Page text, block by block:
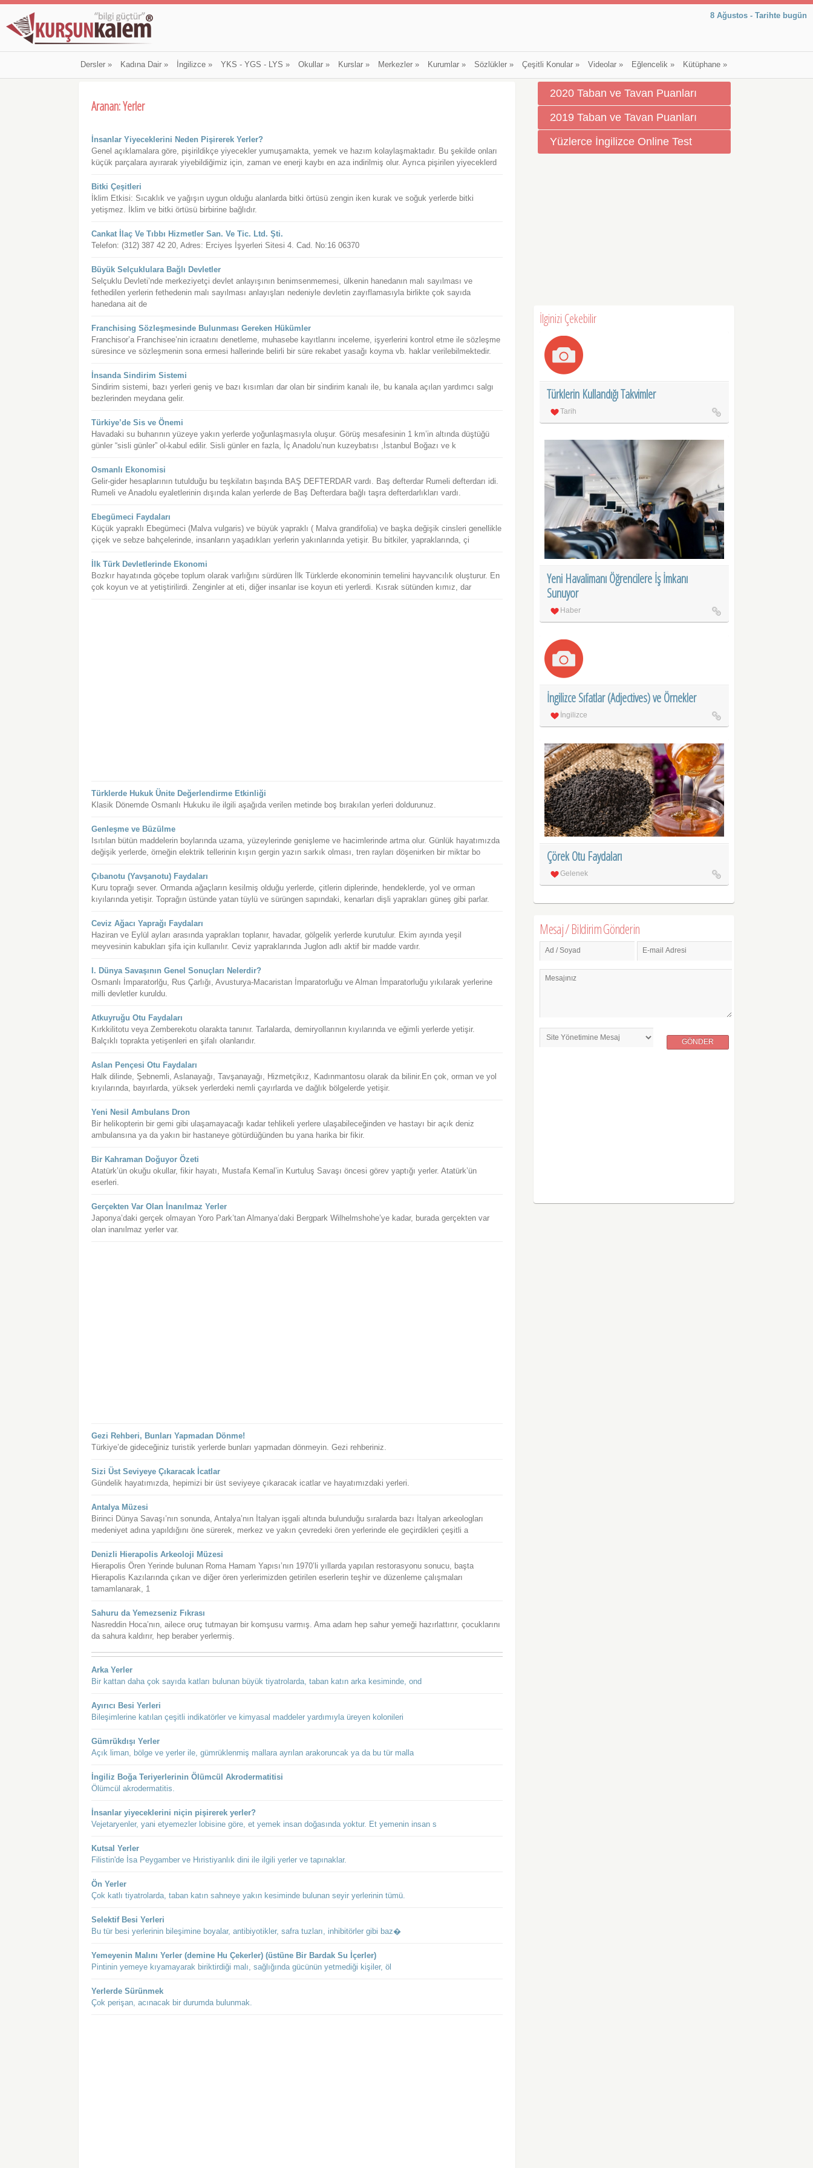
8 Ağustos - Tarihte bugün
Dersler» Kadına Dair» İngilizce» YKS - YGS - LYS » Okullar» Kurslar» Merkezler» Kurumlar» Sözlükler» Çeşitli Konular» Videolar» Eğlencelik» Kütüphane»
Aranan: Yerler
İnsanlar Yiyeceklerini Neden Pişirerek Yerler?
Genel açıklamalara göre, pişirildikçe yiyecekler yumuşamakta, yemek ve hazım kolaylaşmaktadır. Bu şekilde onları
küçük parçalara ayırarak yiyebildiğimiz için, zaman ve enerji kaybı en aza indirilmiş olur. Ayrıca pişirilen yiyeceklerd
Bitki Çeşitleri
İklim Etkisi: Sıcaklık ve yağışın uygun olduğu alanlarda bitki örtüsü zengin iken kurak ve soğuk yerlerde bitki
yetişmez. İklim ve bitki örtüsü birbirine bağlıdır.
Cankat İlaç Ve Tıbbı Hizmetler San. Ve Tic. Ltd. Şti.
Telefon: (312) 387 42 20, Adres: Erciyes İşyerleri Sitesi 4. Cad. No:16 06370
Büyük Selçuklulara Bağlı Devletler
Selçuklu Devleti’nde merkeziyetçi devlet anlayışının benimsenmemesi, ülkenin hanedanın malı sayılması ve
fethedilen yerlerin fethedenin malı sayılması anlayışları nedeniyle devletin zayıflamasıyla birlikte çok sayıda
hanedana ait de
Franchising Sözleşmesinde Bulunması Gereken Hükümler
Franchisor’a Franchisee’nin icraatını denetleme, muhasebe kayıtlarını inceleme, işyerlerini kontrol etme ile sözleşme
süresince ve sözleşmenin sona ermesi hallerinde belirli bir süre rekabet yasağı koyma vb. haklar verilebilmektedir.
İnsanda Sindirim Sistemi
Sindirim sistemi, bazı yerleri geniş ve bazı kısımları dar olan bir sindirim kanalı ile, bu kanala açılan yardımcı salgı
bezlerinden meydana gelir.
Türkiye’de Sis ve Önemi
Havadaki su buharının yüzeye yakın yerlerde yoğunlaşmasıyla oluşur. Görüş mesafesinin 1 km’in altında düştüğü
günler “sisli günler” ol-kabul edilir. Sisli günler en fazla, İç Anadolu’nun kuzeybatısı ,İstanbul Boğazı ve k
Osmanlı Ekonomisi
Gelir-gider hesaplarının tutulduğu bu teşkilatın başında BAŞ DEFTERDAR vardı. Baş defterdar Rumeli defterdarı idi.
Rumeli ve Anadolu eyaletlerinin dışında kalan yerlerde de Baş Defterdara bağlı taşra defterdarlıkları vardı.
Ebegümeci Faydaları
Küçük yapraklı Ebegümeci (Malva vulgaris) ve büyük yapraklı ( Malva grandifolia) ve başka değişik cinsleri genellikle
çiçek ve sebze bahçelerinde, insanların yaşadıkları yerlerin yakınlarında yetişir. Bu bitkiler, yapraklarında, çi
İlk Türk Devletlerinde Ekonomi
Bozkır hayatında göçebe toplum olarak varlığını sürdüren İlk Türklerde ekonominin temelini hayvancılık oluşturur. En
çok koyun ve at yetiştirilirdi. Zenginler at eti, diğer insanlar ise koyun eti yerlerdi. Kısrak sütünden kımız, dar
Türklerde Hukuk Ünite Değerlendirme Etkinliği
Klasik Dönemde Osmanlı Hukuku ile ilgili aşağıda verilen metinde boş bırakılan yerleri doldurunuz.
Genleşme ve Büzülme
Isıtılan bütün maddelerin boylarında uzama, yüzeylerinde genişleme ve hacimlerinde artma olur. Günlük hayatımızda
değişik yerlerde, örneğin elektrik tellerinin kışın gergin yazın sarkık olması, tren rayları döşenirken bir miktar bo
Çıbanotu (Yavşanotu) Faydaları
Kuru toprağı sever. Ormanda ağaçların kesilmiş olduğu yerlerde, çitlerin diplerinde, hendeklerde, yol ve orman
kıyılarında yetişir. Toprağın üstünde yatan tüylü ve sürüngen sapındaki, kenarları dişli yaprakları güneş gibi parlar.
Ceviz Ağacı Yaprağı Faydaları
Haziran ve Eylül ayları arasında yaprakları toplanır, havadar, gölgelik yerlerde kurutulur. Ekim ayında yeşil
meyvesinin kabukları şifa için kullanılır. Ceviz yapraklarında Juglon adlı aktif bir madde vardır.
I. Dünya Savaşının Genel Sonuçları Nelerdir?
Osmanlı İmparatorlğu, Rus Çarlığı, Avusturya-Macaristan İmparatorluğu ve Alman İmparatorluğu yıkılarak yerlerine
milli devletler kuruldu.
Atkuyruğu Otu Faydaları
Kırkkilitotu veya Zemberekotu olarakta tanınır. Tarlalarda, demiryollarının kıyılarında ve eğimli yerlerde yetişir.
Balçıklı toprakta yetişenleri en şifalı olanlarıdır.
Aslan Pençesi Otu Faydaları
Halk dilinde, Şebnemli, Aslanayağı, Tavşanayağı, Hizmetçikız, Kadınmantosu olarak da bilinir.En çok, orman ve yol
kıyılarında, bayırlarda, yüksek yerlerdeki nemli çayırlarda ve dağlık bölgelerde yetişir.
Yeni Nesil Ambulans Dron
Bir helikopterin bir gemi gibi ulaşamayacağı kadar tehlikeli yerlere ulaşabileceğinden ve hastayı bir açık deniz
ambulansına ya da yakın bir hastaneye götürdüğünden bu yana harika bir fikir.
Bir Kahraman Doğuyor Özeti
Atatürk’ün okuğu okullar, fikir hayatı, Mustafa Kemal’in Kurtuluş Savaşı öncesi görev yaptığı yerler. Atatürk’ün
eserleri.
Gerçekten Var Olan İnanılmaz Yerler
Japonya’daki gerçek olmayan Yoro Park’tan Almanya’daki Bergpark Wilhelmshohe’ye kadar, burada gerçekten var
olan inanılmaz yerler var.
Gezi Rehberi, Bunları Yapmadan Dönme!
Türkiye’de gideceğiniz turistik yerlerde bunları yapmadan dönmeyin. Gezi rehberiniz.
Sizi Üst Seviyeye Çıkaracak İcatlar
Gündelik hayatımızda, hepimizi bir üst seviyeye çıkaracak icatlar ve hayatımızdaki yerleri.
Antalya Müzesi
Birinci Dünya Savaşı’nın sonunda, Antalya’nın İtalyan işgali altında bulunduğu sıralarda bazı İtalyan arkeologları
medeniyet adına yapıldığını öne sürerek, merkez ve yakın çevredeki ören yerlerinde ele geçirdikleri çeşitli a
Denizli Hierapolis Arkeoloji Müzesi
Hierapolis Ören Yerinde bulunan Roma Hamam Yapısı’nın 1970’li yıllarda yapılan restorasyonu sonucu, başta
Hierapolis Kazılarında çıkan ve diğer ören yerlerimizden getirilen eserlerin teşhir ve düzenleme çalışmaları
tamamlanarak, 1
Sahuru da Yemezseniz Fıkrası
Nasreddin Hoca’nın, ailece oruç tutmayan bir komşusu varmış. Ama adam hep sahur yemeği hazırlattırır, çocuklarını
da sahura kaldırır, hep beraber yerlermiş.
Arka Yerler
Bir kattan daha çok sayıda katları bulunan büyük tiyatrolarda, taban katın arka kesiminde, ond
Ayırıcı Besi Yerleri
Bileşimlerine katılan çeşitli indikatörler ve kimyasal maddeler yardımıyla üreyen kolonileri
Gümrükdışı Yerler
Açık liman, bölge ve yerler ile, gümrüklenmiş mallara ayrılan arakoruncak ya da bu tür malla
İngiliz Boğa Teriyerlerinin Ölümcül Akrodermatitisi
Ölümcül akrodermatitis.
İnsanlar yiyeceklerini niçin pişirerek yerler?
Vejetaryenler, yani etyemezler lobisine göre, et yemek insan doğasında yoktur. Et yemenin insan s
Kutsal Yerler
Filistin'de İsa Peygamber ve Hıristiyanlık dini ile ilgili yerler ve tapınaklar.
Ön Yerler
Çok katlı tiyatrolarda, taban katın sahneye yakın kesiminde bulunan seyir yerlerinin tümü.
Selektif Besi Yerleri
Bu tür besi yerlerinin bileşimine boyalar, antibiyotikler, safra tuzları, inhibitörler gibi baz�
Yemeyenin Malını Yerler (demine Hu Çekerler) (üstüne Bir Bardak Su İçerler)
Pintinin yemeye kıyamayarak biriktirdiği malı, sağlığında gücünün yetmediği kişiler, öl
Yerlerde Sürünmek
Çok perişan, acınacak bir durumda bulunmak.
2020 Taban ve Tavan Puanları
2019 Taban ve Tavan Puanları
Yüzlerce İngilizce Online Test
İlginizi Çekebilir
Türklerin Kullandığı Takvimler
Tarih
Yeni Havalimanı Öğrencilere İş İmkanı
Sunuyor
Haber
İngilizce Sıfatlar (Adjectives) ve Örnekler
İngilizce
Çörek Otu Faydaları
Gelenek
Mesaj / Bildirim Gönderin
Ad / Soyad E-mail Adresi
Mesajınız
GÖNDER